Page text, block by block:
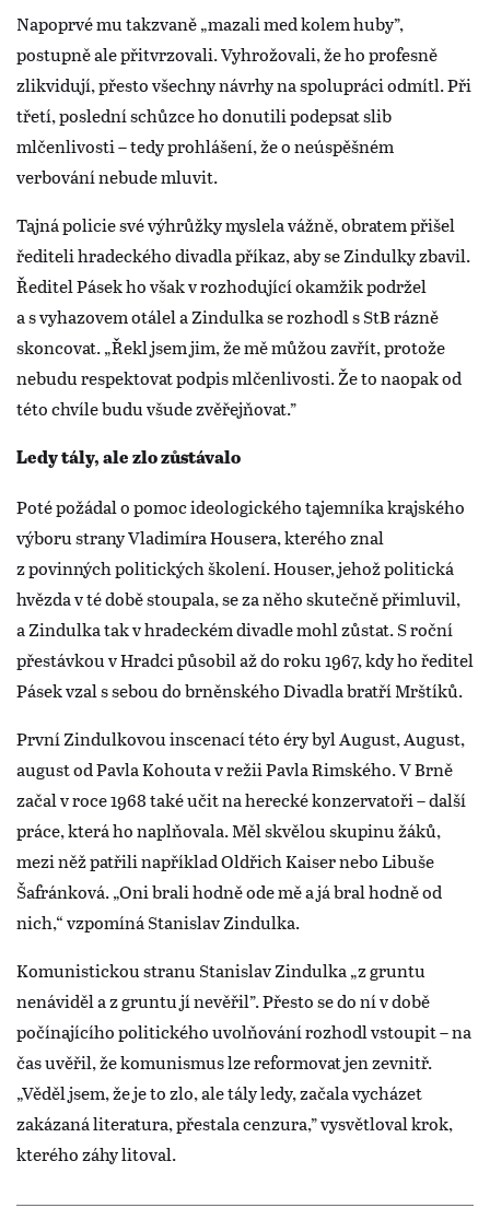
Napoprvé mu takzvaně „mazali med kolem huby”,
postupně ale přitvrzovali. Vyhrožovali, že ho profesně
zlikvidují, přesto všechny návrhy na spolupráci odmítl. Při
třetí, poslední schůzce ho donutili podepsat slib
mlčenlivosti – tedy prohlášení, že o neúspěšném
verbování nebude mluvit.
Tajná policie své výhrůžky myslela vážně, obratem přišel
řediteli hradeckého divadla příkaz, aby se Zindulky zbavil.
Ředitel Pásek ho však v rozhodující okamžik podržel
a s vyhazovem otálel a Zindulka se rozhodl s StB rázně
skoncovat. „Řekl jsem jim, že mě můžou zavřít, protože
nebudu respektovat podpis mlčenlivosti. Že to naopak od
této chvíle budu všude zvěřejňovat.”
Ledy tály, ale zlo zůstávalo
Poté požádal o pomoc ideologického tajemníka krajského
výboru strany Vladimíra Housera, kterého znal
z povinných politických školení. Houser, jehož politická
hvězda v té době stoupala, se za něho skutečně přimluvil,
a Zindulka tak v hradeckém divadle mohl zůstat. S roční
přestávkou v Hradci působil až do roku 1967, kdy ho ředitel
Pásek vzal s sebou do brněnského Divadla bratří Mrštíků.
První Zindulkovou inscenací této éry byl August, August,
august od Pavla Kohouta v režii Pavla Rimského. V Brně
začal v roce 1968 také učit na herecké konzervatoři – další
práce, která ho naplňovala. Měl skvělou skupinu žáků,
mezi něž patřili například Oldřich Kaiser nebo Libuše
Šafránková. „Oni brali hodně ode mě a já bral hodně od
nich,“ vzpomíná Stanislav Zindulka.
Komunistickou stranu Stanislav Zindulka „z gruntu
nenáviděl a z gruntu jí nevěřil”. Přesto se do ní v době
počínajícího politického uvolňování rozhodl vstoupit – na
čas uvěřil, že komunismus lze reformovat jen zevnitř.
„Věděl jsem, že je to zlo, ale tály ledy, začala vycházet
zakázaná literatura, přestala cenzura,” vysvětloval krok,
kterého záhy litoval.